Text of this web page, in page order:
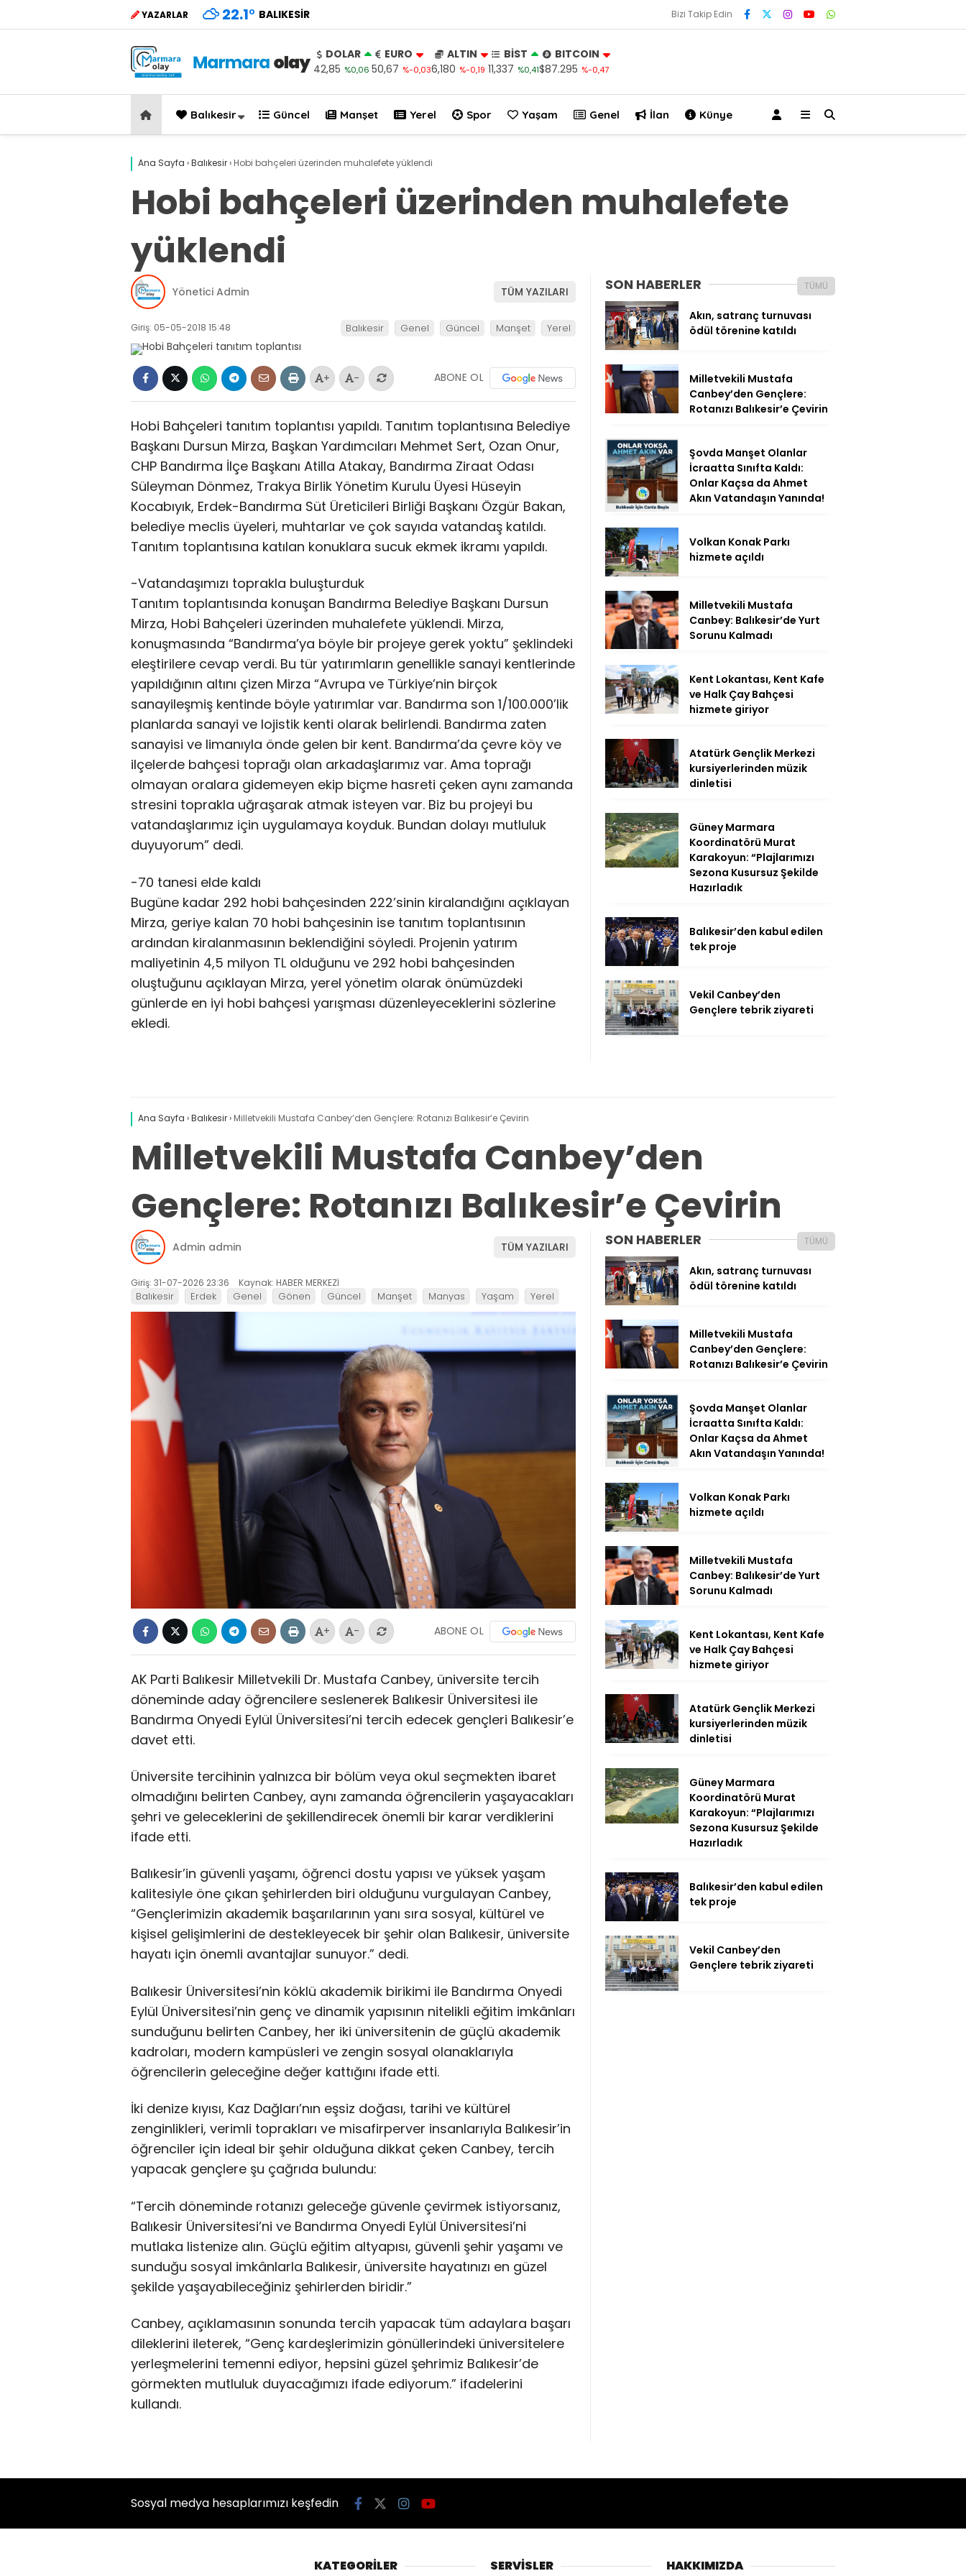
YAZARLAR 22.1° BALIKESIR Bizi Takip Edin
DOLAR
42,85 %0,06
EURO
50,67 %-0,03
ALTIN
6,180 %-0,19
BİST
11,337 %0,41
BITCOIN
$87.295 %-0,47
Balıkesir Güncel Manşet Yerel Spor Yaşam Genel İlan Künye
Ana Sayfa ›Balıkesir› Hobi bahçeleri üzerinden muhalefete yüklendi
Hobi bahçeleri üzerinden muhalefete
yüklendi
Yönetici Admin TÜM YAZILARI
Giriş: 05-05-2018 15:48 Balıkesir Genel Güncel Manşet Yerel
+ - ABONE OL
Hobi Bahçeleri tanıtım toplantısı yapıldı. Tanıtım toplantısına Belediye
Başkanı Dursun Mirza, Başkan Yardımcıları Mehmet Sert, Ozan Onur,
CHP Bandırma İlçe Başkanı Atilla Atakay, Bandırma Ziraat Odası
Süleyman Dönmez, Trakya Birlik Yönetim Kurulu Üyesi Hüseyin
Kocabıyık, Erdek-Bandırma Süt Üreticileri Birliği Başkanı Özgür Bakan,
belediye meclis üyeleri, muhtarlar ve çok sayıda vatandaş katıldı.
Tanıtım toplantısına katılan konuklara sucuk ekmek ikramı yapıldı.
-Vatandaşımızı toprakla buluşturduk
Tanıtım toplantısında konuşan Bandırma Belediye Başkanı Dursun
Mirza, Hobi Bahçeleri üzerinden muhalefete yüklendi. Mirza,
konuşmasında “Bandırma’ya böyle bir projeye gerek yoktu” şeklindeki
eleştirilere cevap verdi. Bu tür yatırımların genellikle sanayi kentlerinde
yapıldığının altını çizen Mirza “Avrupa ve Türkiye’nin birçok
sanayileşmiş kentinde böyle yatırımlar var. Bandırma son 1/100.000’lik
planlarda sanayi ve lojistik kenti olarak belirlendi. Bandırma zaten
sanayisi ve limanıyla önde gelen bir kent. Bandırma’da çevre köy ve
ilçelerde bahçesi toprağı olan arkadaşlarımız var. Ama toprağı
olmayan oralara gidemeyen ekip biçme hasreti çeken aynı zamanda
stresini toprakla uğraşarak atmak isteyen var. Biz bu projeyi bu
vatandaşlarımız için uygulamaya koyduk. Bundan dolayı mutluluk
duyuyorum” dedi.
-70 tanesi elde kaldı
Bugüne kadar 292 hobi bahçesinden 222’sinin kiralandığını açıklayan
Mirza, geriye kalan 70 hobi bahçesinin ise tanıtım toplantısının
ardından kiralanmasının beklendiğini söyledi. Projenin yatırım
maliyetinin 4,5 milyon TL olduğunu ve 292 hobi bahçesinden
oluştuğunu açıklayan Mirza, yerel yönetim olarak önümüzdeki
günlerde en iyi hobi bahçesi yarışması düzenleyeceklerini sözlerine
ekledi.
SON HABERLER TÜMÜ
Akın, satranç turnuvası
ödül törenine katıldı
Milletvekili Mustafa
Canbey’den Gençlere:
Rotanızı Balıkesir’e Çevirin
Şovda Manşet Olanlar
İcraatta Sınıfta Kaldı:
Onlar Kaçsa da Ahmet
Akın Vatandaşın Yanında!
Volkan Konak Parkı
hizmete açıldı
Milletvekili Mustafa
Canbey: Balıkesir’de Yurt
Sorunu Kalmadı
Kent Lokantası, Kent Kafe
ve Halk Çay Bahçesi
hizmete giriyor
Atatürk Gençlik Merkezi
kursiyerlerinden müzik
dinletisi
Güney Marmara
Koordinatörü Murat
Karakoyun: “Plajlarımızı
Sezona Kusursuz Şekilde
Hazırladık
Balıkesir’den kabul edilen
tek proje
Vekil Canbey’den
Gençlere tebrik ziyareti
Ana Sayfa ›Balıkesir› Milletvekili Mustafa Canbey’den Gençlere: Rotanızı Balıkesir’e Çevirin
Milletvekili Mustafa Canbey’den
Gençlere: Rotanızı Balıkesir’e Çevirin
Admin admin TÜM YAZILARI
Giriş: 31-07-2026 23:36 Kaynak: HABER MERKEZİ
Balıkesir Erdek Genel Gönen Güncel Manşet Manyas Yaşam Yerel
+ - ABONE OL
AK Parti Balıkesir Milletvekili Dr. Mustafa Canbey, üniversite tercih
döneminde aday öğrencilere seslenerek Balıkesir Üniversitesi ile
Bandırma Onyedi Eylül Üniversitesi’ni tercih edecek gençleri Balıkesir’e
davet etti.
Üniversite tercihinin yalnızca bir bölüm veya okul seçmekten ibaret
olmadığını belirten Canbey, aynı zamanda öğrencilerin yaşayacakları
şehri ve geleceklerini de şekillendirecek önemli bir karar verdiklerini
ifade etti.
Balıkesir’in güvenli yaşamı, öğrenci dostu yapısı ve yüksek yaşam
kalitesiyle öne çıkan şehirlerden biri olduğunu vurgulayan Canbey,
“Gençlerimizin akademik başarılarının yanı sıra sosyal, kültürel ve
kişisel gelişimlerini de destekleyecek bir şehir olan Balıkesir, üniversite
hayatı için önemli avantajlar sunuyor.” dedi.
Balıkesir Üniversitesi’nin köklü akademik birikimi ile Bandırma Onyedi
Eylül Üniversitesi’nin genç ve dinamik yapısının nitelikli eğitim imkânları
sunduğunu belirten Canbey, her iki üniversitenin de güçlü akademik
kadroları, modern kampüsleri ve zengin sosyal olanaklarıyla
öğrencilerin geleceğine değer kattığını ifade etti.
İki denize kıyısı, Kaz Dağları’nın eşsiz doğası, tarihi ve kültürel
zenginlikleri, verimli toprakları ve misafirperver insanlarıyla Balıkesir’in
öğrenciler için ideal bir şehir olduğuna dikkat çeken Canbey, tercih
yapacak gençlere şu çağrıda bulundu:
“Tercih döneminde rotanızı geleceğe güvenle çevirmek istiyorsanız,
Balıkesir Üniversitesi’ni ve Bandırma Onyedi Eylül Üniversitesi’ni
mutlaka listenize alın. Güçlü eğitim altyapısı, güvenli şehir yaşamı ve
sunduğu sosyal imkânlarla Balıkesir, üniversite hayatınızı en güzel
şekilde yaşayabileceğiniz şehirlerden biridir.”
Canbey, açıklamasının sonunda tercih yapacak tüm adaylara başarı
dileklerini ileterek, “Genç kardeşlerimizin gönüllerindeki üniversitelere
yerleşmelerini temenni ediyor, hepsini güzel şehrimiz Balıkesir’de
görmekten mutluluk duyacağımızı ifade ediyorum.” ifadelerini
kullandı.
SON HABERLER TÜMÜ
Akın, satranç turnuvası
ödül törenine katıldı
Milletvekili Mustafa
Canbey’den Gençlere:
Rotanızı Balıkesir’e Çevirin
Şovda Manşet Olanlar
İcraatta Sınıfta Kaldı:
Onlar Kaçsa da Ahmet
Akın Vatandaşın Yanında!
Volkan Konak Parkı
hizmete açıldı
Milletvekili Mustafa
Canbey: Balıkesir’de Yurt
Sorunu Kalmadı
Kent Lokantası, Kent Kafe
ve Halk Çay Bahçesi
hizmete giriyor
Atatürk Gençlik Merkezi
kursiyerlerinden müzik
dinletisi
Güney Marmara
Koordinatörü Murat
Karakoyun: “Plajlarımızı
Sezona Kusursuz Şekilde
Hazırladık
Balıkesir’den kabul edilen
tek proje
Vekil Canbey’den
Gençlere tebrik ziyareti
Sosyal medya hesaplarımızı keşfedin
KATEGORİLER SERVİSLER HAKKIMIZDA